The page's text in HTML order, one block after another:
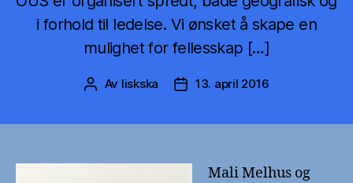
i forhold til ledelse. Vi ønsket å skape en
mulighet for fellesskap […]
Innleggsforfatter
Av liskska Publiseringsdato
13. april 2016
Mali Melhus og